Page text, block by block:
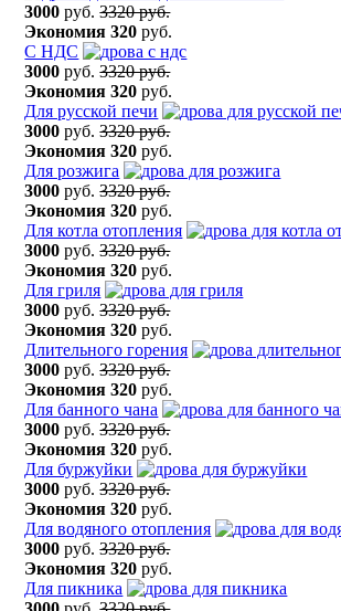
3000 руб.3320 руб.
Экономия 320 руб.
С НДС
3000 руб.3320 руб.
Экономия 320 руб.
Для русской печи
3000 руб.3320 руб.
Экономия 320 руб.
Для розжига
3000 руб.3320 руб.
Экономия 320 руб.
Для котла отопления
3000 руб.3320 руб.
Экономия 320 руб.
Для гриля
3000 руб.3320 руб.
Экономия 320 руб.
Длительного горения
3000 руб.3320 руб.
Экономия 320 руб.
Для банного чана
3000 руб.3320 руб.
Экономия 320 руб.
Для буржуйки
3000 руб.3320 руб.
Экономия 320 руб.
Для водяного отопления
3000 руб.3320 руб.
Экономия 320 руб.
Для пикника